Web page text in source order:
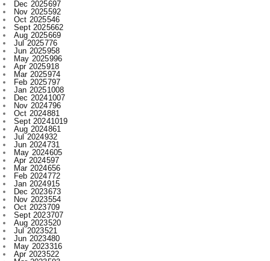
Jul 2025776
Jun 2025958
May 2025996
Apr 2025918
Mar 2025974
Feb 2025797
Jan 20251008
Dec 20241007
Nov 2024796
Oct 2024881
Sept 20241019
Aug 2024861
Jul 2024932
Jun 2024731
May 2024605
Apr 2024597
Mar 2024656
Feb 2024772
Jan 2024915
Dec 2023673
Nov 2023554
Oct 2023709
Sept 2023707
Aug 2023520
Jul 2023521
Jun 2023480
May 2023316
Apr 2023522
Mar 2023593
Feb 2023607
Jan 2023743
Dec 2022730
Nov 2022715